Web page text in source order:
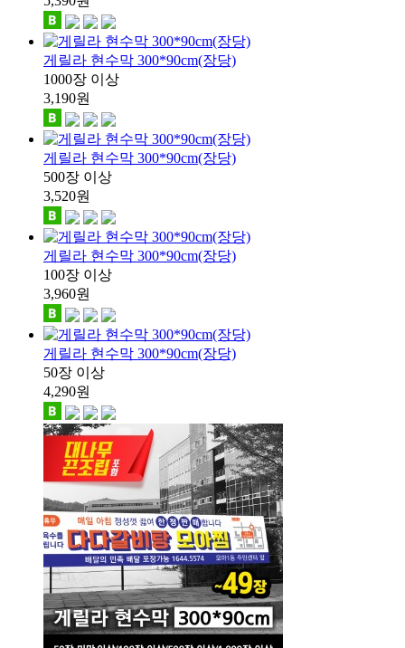
게릴라 현수막 300*90cm(장당)
1000장 이상
3,190원
게릴라 현수막 300*90cm(장당)
500장 이상
3,520원
게릴라 현수막 300*90cm(장당)
100장 이상
3,960원
게릴라 현수막 300*90cm(장당)
50장 이상
4,290원